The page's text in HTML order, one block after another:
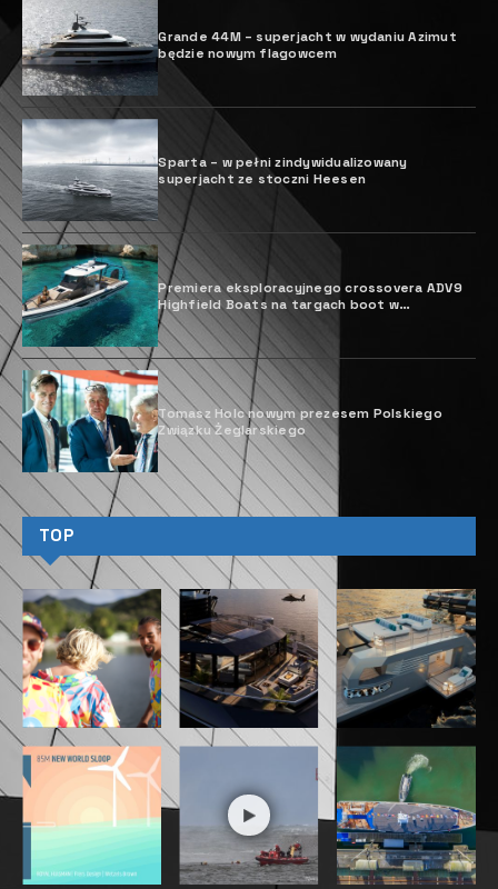
Grande 44M – superjacht w wydaniu Azimut
będzie nowym flagowcem
Sparta – w pełni zindywidualizowany
superjacht ze stoczni Heesen
Premiera eksploracyjnego crossovera ADV9
Highfield Boats na targach boot w
Düsseldorfie
Tomasz Holc nowym prezesem Polskiego
Związku Żeglarskiego
TOP